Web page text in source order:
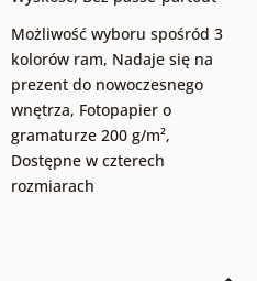
Możliwość wyboru spośród 3
kolorów ram, Nadaje się na
prezent do nowoczesnego
wnętrza, Fotopapier o
gramaturze 200 g/m²,
Dostępne w czterech
rozmiarach